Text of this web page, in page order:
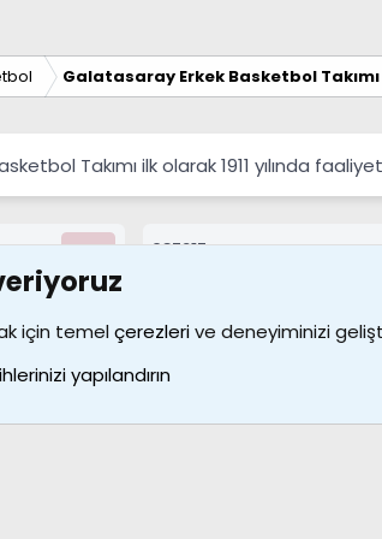
Galatasaray Erkek Basketbol Takımı
Takımı ilk olarak 1911 yılında
687217
Platformu
için temelçerezlerive deneyiminizi
yapılandırın